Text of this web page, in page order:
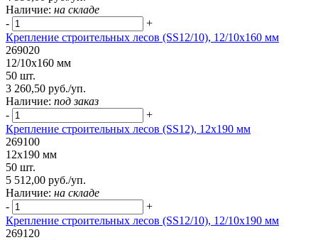
Наличие: на складе
-
+
Крепление строительных лесов (SS12/10), 12/10х160 мм
269020
12/10х160 мм
50 шт.
3 260,50 руб./уп.
Наличие: под заказ
-
+
Крепление строительных лесов (SS12), 12х190 мм
269100
12х190 мм
50 шт.
5 512,00 руб./уп.
Наличие: на складе
-
+
Крепление строительных лесов (SS12/10), 12/10х190 мм
269120